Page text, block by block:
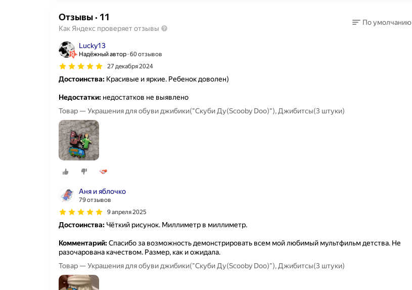
Отзывы· 11
Как Яндекс проверяет отзывы
По умолчанию
Lucky13
Надёжный автор 60 отзывов
27 декабря 2024
Достоинства: Красивые и яркие. Ребенок доволен)
Недостатки: недостатков не выявлено
Товар — Украшения для обуви джибики("Скуби Ду(Scooby Doo)"), Джибитсы(3 штуки)
Аня и яблочко
79 отзывов
9 апреля 2025
Достоинства: Чёткий рисунок. Миллиметр в миллиметр.
Комментарий:Спасибо за возможность демонстрировать всем мой любимый мультфильм детства. Не
разочарована качеством. Размер, как и ожидала.
Товар — Украшения для обуви джибики("Скуби Ду(Scooby Doo)"), Джибитсы(3 штуки)